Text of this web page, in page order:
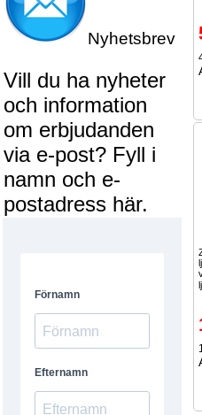
Nyhetsbrev
Vill du ha nyheter
och information
om erbjudanden
via e-post? Fyll i
namn och e-
postadress här.